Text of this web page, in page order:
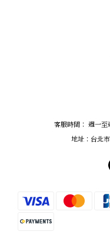
客服時間： 週一至
地址：台北